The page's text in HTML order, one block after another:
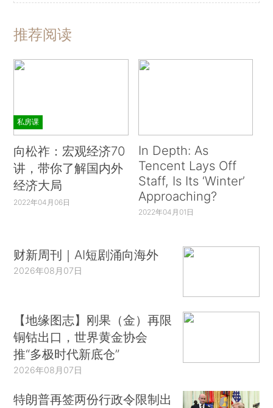
推荐阅读
私房课
向松祚：宏观经济70
讲，带你了解国内外
经济大局
2022年04月06日
In Depth: As
Tencent Lays Off
Staff, Is Its ‘Winter’
Approaching?
2022年04月01日
财新周刊｜AI短剧涌向海外
2026年08月07日
【地缘图志】刚果（金）再限
铜钴出口，世界黄金协会
推“多极时代新底仓”
2026年08月07日
特朗普再签两份行政令限制出